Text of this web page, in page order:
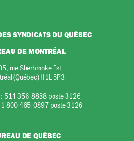
SYNDICATS DU QUÉBEC
DE MONTRÉAL
rue Sherbrooke Est
(Québec) H1L 6P3
514 356-8888 poste 3126
1 800 465-0897 poste 3126
DE QUÉBEC